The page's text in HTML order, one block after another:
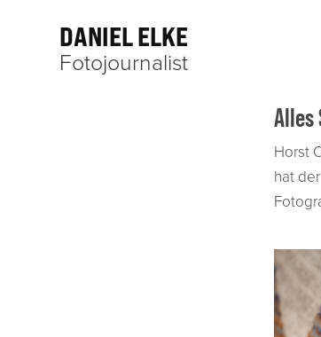
DANIEL ELKE
Fotojournalist
Alles
Horst
hat